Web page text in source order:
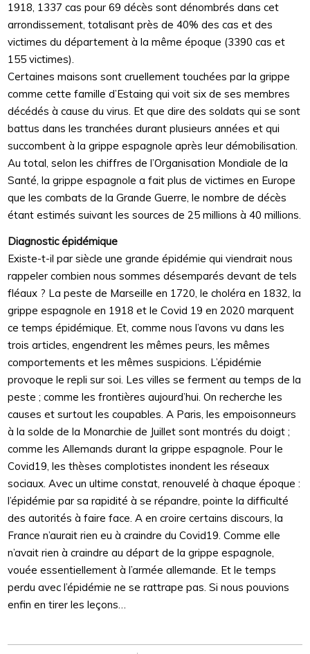
1918, 1337 cas pour 69 décès sont dénombrés dans cet
arrondissement, totalisant près de 40% des cas et des
victimes du département à la même époque (3390 cas et
155 victimes).
Certaines maisons sont cruellement touchées par la grippe
comme cette famille d’Estaing qui voit six de ses membres
décédés à cause du virus. Et que dire des soldats qui se sont
battus dans les tranchées durant plusieurs années et qui
succombent à la grippe espagnole après leur démobilisation.
Au total, selon les chiffres de l’Organisation Mondiale de la
Santé, la grippe espagnole a fait plus de victimes en Europe
que les combats de la Grande Guerre, le nombre de décès
étant estimés suivant les sources de 25 millions à 40 millions.
Diagnostic épidémique
Existe-t-il par siècle une grande épidémie qui viendrait nous
rappeler combien nous sommes désemparés devant de tels
fléaux ? La peste de Marseille en 1720, le choléra en 1832, la
grippe espagnole en 1918 et le Covid 19 en 2020 marquent
ce temps épidémique. Et, comme nous l’avons vu dans les
trois articles, engendrent les mêmes peurs, les mêmes
comportements et les mêmes suspicions. L’épidémie
provoque le repli sur soi. Les villes se ferment au temps de la
peste ; comme les frontières aujourd’hui. On recherche les
causes et surtout les coupables. A Paris, les empoisonneurs
à la solde de la Monarchie de Juillet sont montrés du doigt ;
comme les Allemands durant la grippe espagnole. Pour le
Covid19, les thèses complotistes inondent les réseaux
sociaux. Avec un ultime constat, renouvelé à chaque époque :
l’épidémie par sa rapidité à se répandre, pointe la difficulté
des autorités à faire face. A en croire certains discours, la
France n’aurait rien eu à craindre du Covid19. Comme elle
n’avait rien à craindre au départ de la grippe espagnole,
vouée essentiellement à l’armée allemande. Et le temps
perdu avec l’épidémie ne se rattrape pas. Si nous pouvions
enfin en tirer les leçons…